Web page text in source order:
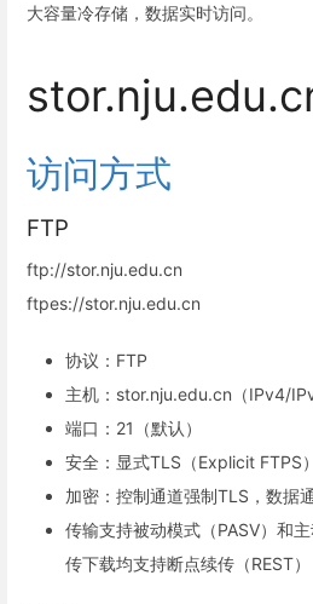
大容量冷存储，数据实时访问。
访问方式
FTP
ftp://stor.nju.edu.cn
ftpes://stor.nju.edu.cn
协议：FTP
主机：stor.nju.edu.cn（IPv4/
端口：21（默认）
安全：显式TLS（Explicit FTPS）
加密：控制通道强制TLS，数据
传输支持被动模式（PASV）和
传下载均支持断点续传（REST）